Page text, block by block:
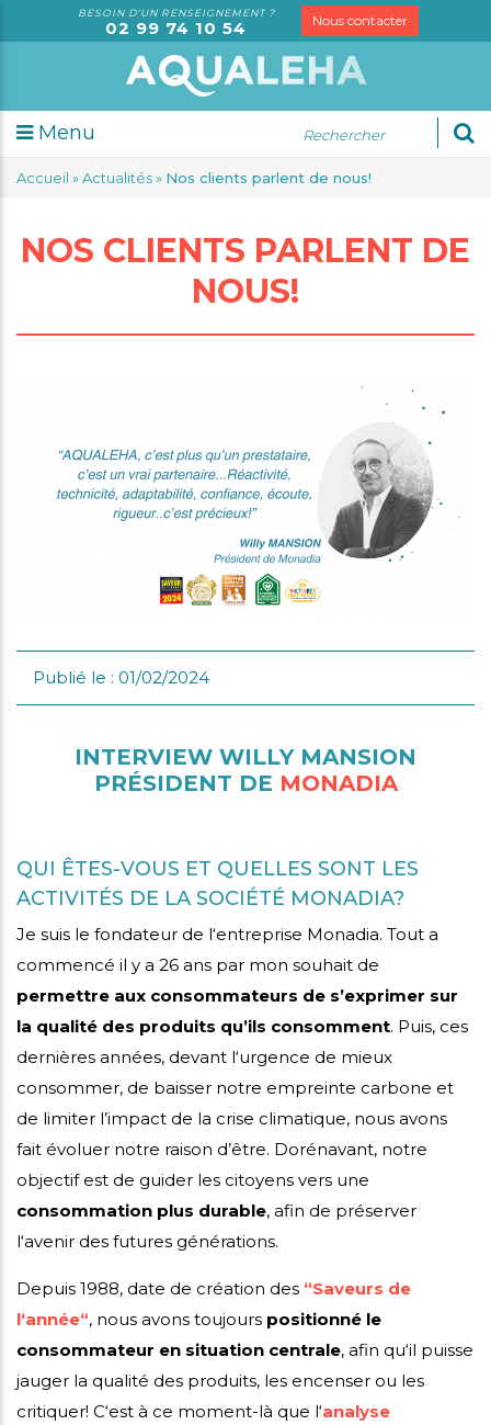
BESOIN D'UN RENSEIGNEMENT ?
02 99 74 10 54 Nous contacter
Menu
Accueil »Actualités» Nos clients parlent de nous!
NOS CLIENTS PARLENT DE
NOUS!
Publié le : 01/02/2024
INTERVIEW WILLY MANSION
PRÉSIDENT DE MONADIA
QUI ÊTES-VOUS ET QUELLES SONT LES
ACTIVITÉS DE LA SOCIÉTÉ MONADIA?
Je suis le fondateur de l‘entreprise Monadia. Tout a
commencé il y a 26 ans par mon souhait de
permettre aux consommateurs de s’exprimer sur
la qualité des produits qu’ils consomment. Puis, ces
dernières années, devant l‘urgence de mieux
consommer, de baisser notre empreinte carbone et
de limiter l’impact de la crise climatique, nous avons
fait évoluer notre raison d’être. Dorénavant, notre
objectif est de guider les citoyens vers une
consommation plus durable, afin de préserver
l‘avenir des futures générations.
Depuis 1988, date de création des “Saveurs de
l‘année“, nous avons toujours positionné le
consommateur en situation centrale, afin qu‘il puisse
jauger la qualité des produits, les encenser ou les
critiquer! C‘est à ce moment-là que l‘analyse